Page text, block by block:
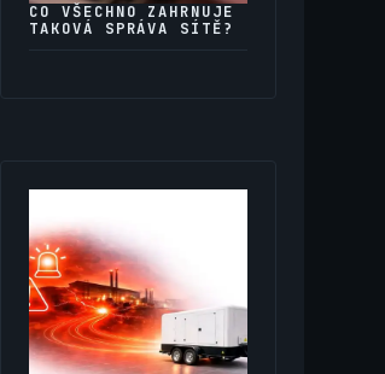
CO VŠECHNO ZAHRNUJE
TAKOVÁ SPRÁVA SÍTĚ?